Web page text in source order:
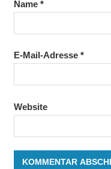
Name *
E-Mail-Adresse *
Website